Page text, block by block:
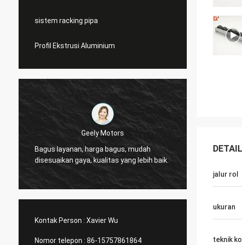
sistem racking pipa
Profil Ekstrusi Aluminium
Thinh-Vietnam
Hai, johnson, silahkan atur 12000 meter
2808 tabung ramping, warna gading.
Ya, kami
meja kerja. Ini adalah perusahaan layanan
Kontak Person : Xavier Wu
Nomor telepon : 86-15757861864
jalur rol
ukuran
teknik